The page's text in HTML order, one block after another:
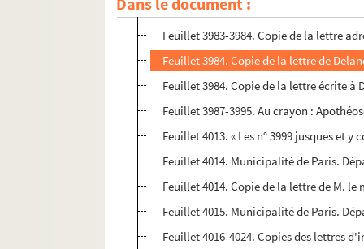
Feuillet 3983. Copie de la lettre
Feuillet 3983-3984. Copie de la lettre
Feuillet 3984. Copie de la lettre de
Feuillet 3984. Copie de la lettre écrite à
Feuillet 3987-3995. Au crayon :
Feuillet 4013. « Les n° 3999 jusques et
Feuillet 4014. Municipalité de Paris.
Feuillet 4014. Copie de la lettre de M. le
Feuillet 4015. Municipalité de Paris.
Feuillet 4016-4024. Copies des lettres